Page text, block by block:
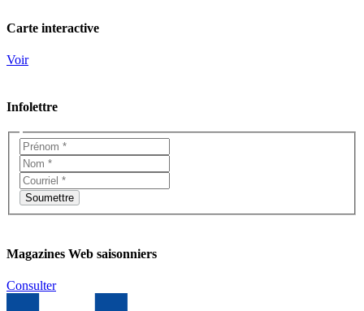
Carte interactive
Voir
Infolettre
Magazines Web saisonniers
Consulter